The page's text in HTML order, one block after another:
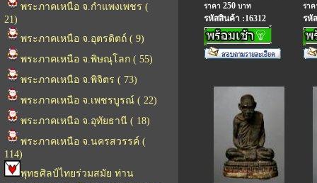
พระภาคเหนือ จ.กำแพงเพชร (
21)
พระภาคเหนือ จ.อุตรดิตถ์ ( 9)
พระภาคเหนือ จ.พิษณุโลก ( 55)
พระภาคเหนือ จ.พิจิตร ( 73)
พระภาคเหนือ จ.เพชรบูรณ์ ( 22)
พระภาคเหนือ จ.อุทัยธานี ( 18)
พระภาคเหนือ จ.นครสวรรค์ (
114)
พุทธศิลป์ไทยร่วมสมัย ท่าน
ราคา 250 บาท
รหัสสินค้า :16312
รา
รหั